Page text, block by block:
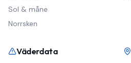
Sol & måne
Norrsken
Väderdata